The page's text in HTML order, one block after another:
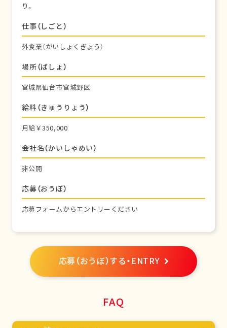
り。
仕事（しごと）
外食業（がいしょくぎょう）
場所（ばしょ）
宮城県仙台市宮城野区
給料（きゅうりょう）
月給￥350,000
会社名（かいしゃめい）
非公開
応募（おうぼ）
応募フォームからエントリーください
応募（おうぼ）する・ENTRY
FAQ